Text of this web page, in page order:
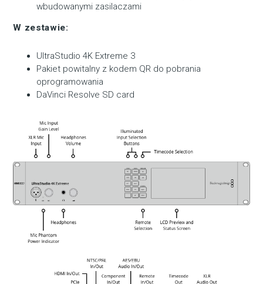
wbudowanymi zasilaczami
W zestawie:
UltraStudio 4K Extreme 3
Pakiet powitalny z kodem QR do pobrania
oprogramowania
DaVinci Resolve SD card